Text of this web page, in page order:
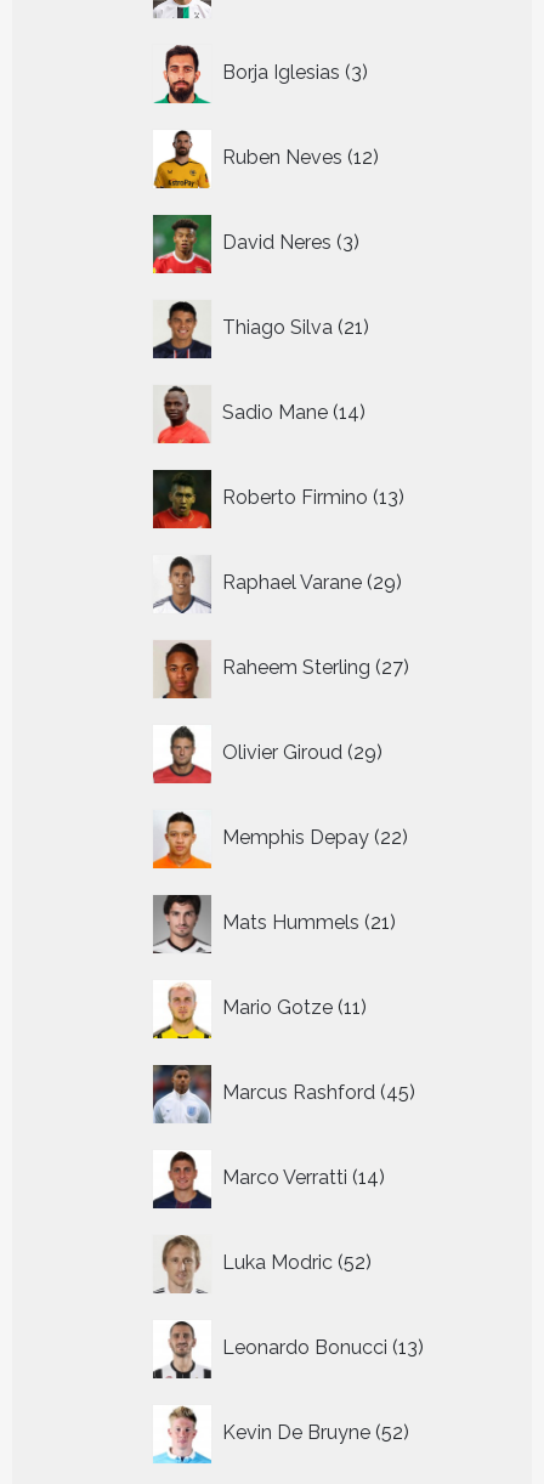
Borja Iglesias 3
producten
Ruben Neves 12
producten
David Neres 3
producten
Thiago Silva 21
producten
Sadio Mane 14
producten
Roberto Firmino 13
producten
Raphael Varane 29
producten
Raheem Sterling 27
producten
Olivier Giroud 29
producten
Memphis Depay 22
producten
Mats Hummels 21
producten
Mario Gotze 11
producten
Marcus Rashford 45
producten
Marco Verratti 14
producten
Luka Modric 52
producten
Leonardo Bonucci 13
producten
Kevin De Bruyne 52
producten